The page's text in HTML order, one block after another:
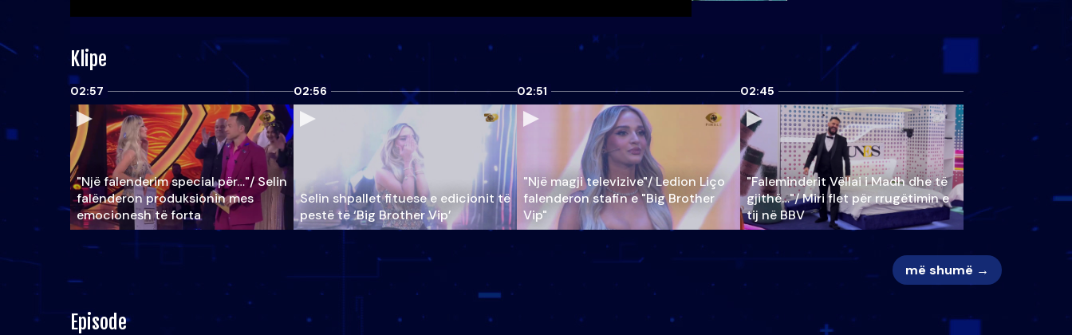
Klipe
02:57
"Një falenderim special për…"/ Selin
falënderon produksionin mes
emocionesh të forta
02:56
Selin shpallet fituese e edicionit të
pestë të ‘Big Brother Vip’
02:51
"Një magji televizive"/ Ledion Liço
falenderon stafin e "Big Brother
Vip"
02:45
"Faleminderit Vëllai i Madh dhe të
gjithë…"/ Miri flet për rrugëtimin e
tij në BBV
më shumë →
Episode